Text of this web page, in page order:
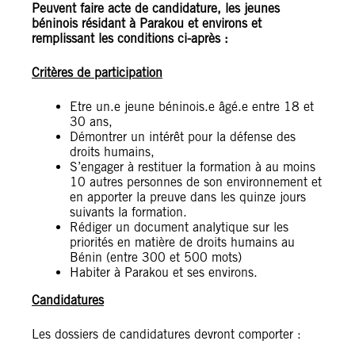
Peuvent faire acte de candidature, les jeunes
béninois résidant à Parakou et environs et
remplissant les conditions ci-après :
Critères de participation
Etre un.e jeune béninois.e âgé.e entre 18 et
30 ans,
Démontrer un intérêt pour la défense des
droits humains,
S’engager à restituer la formation à au moins
10 autres personnes de son environnement et
en apporter la preuve dans les quinze jours
suivants la formation.
Rédiger un document analytique sur les
priorités en matière de droits humains au
Bénin (entre 300 et 500 mots)
Habiter à Parakou et ses environs.
Candidatures
Les dossiers de candidatures devront comporter :